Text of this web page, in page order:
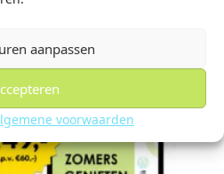
aanpassen
voorwaarden